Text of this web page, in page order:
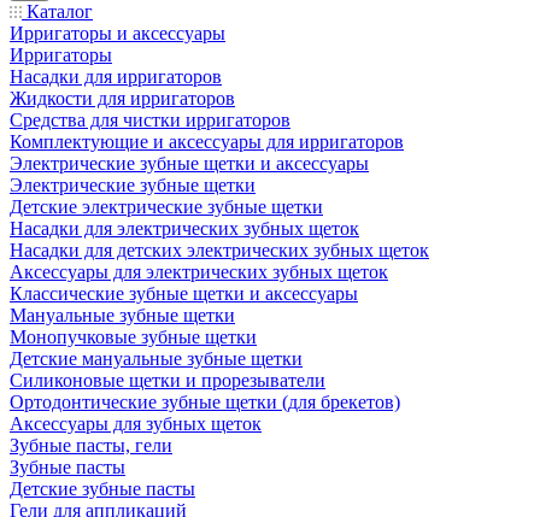
Каталог
Ирригаторы и аксессуары
Ирригаторы
Насадки для ирригаторов
Жидкости для ирригаторов
Средства для чистки ирригаторов
Комплектующие и аксессуары для ирригаторов
Электрические зубные щетки и аксессуары
Электрические зубные щетки
Детские электрические зубные щетки
Насадки для электрических зубных щеток
Насадки для детских электрических зубных щеток
Аксессуары для электрических зубных щеток
Классические зубные щетки и аксессуары
Мануальные зубные щетки
Монопучковые зубные щетки
Детские мануальные зубные щетки
Силиконовые щетки и прорезыватели
Ортодонтические зубные щетки (для брекетов)
Аксессуары для зубных щеток
Зубные пасты, гели
Зубные пасты
Детские зубные пасты
Гели для аппликаций